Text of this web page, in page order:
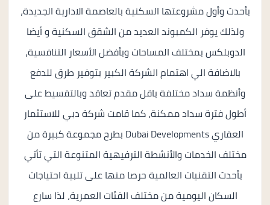
بأحدث وأول مشروعتها السكنية بالعاصمة الادارية الجديدة،
ولذلك يوفر الكمبوند العديد من الشقق السكنية و أيضا
الدوبلكس بمختلف المساحات وبأفضل الأسعار التنافسية،
بالاضافة الي اهتمام الشركة الكبير بتوفير طرق للدفع
وأنظمة سداد مختلفة باقل مقدم تعاقد وبالتقسيط على
أطول فترة سداد ممكنة، كما قامت شركة دبي للاستثمار
العقاري Dubai Developments بطرح مجموعة كبيرة من
مختلف الخدمات والأنشطة الترفيهية المتنوعة التي تأتي
بأحدث التقنيات العالمية حرصا منها على تلبية احتياجات
السكان اليومية من مختلف الفئات العمرية، لذا سارع